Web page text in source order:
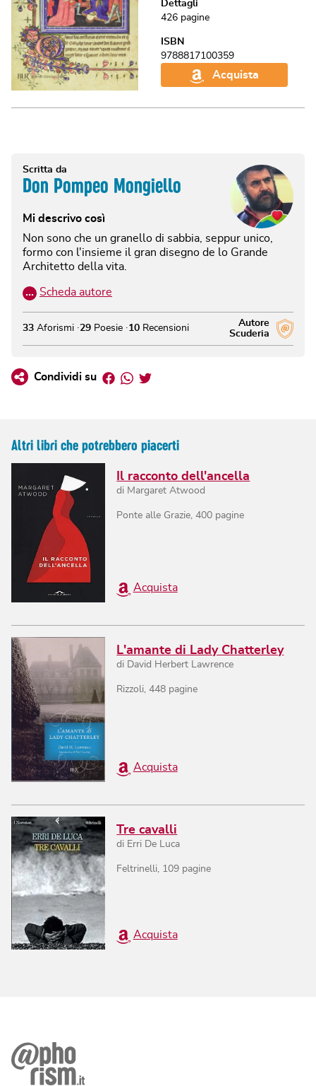
Dettagli
426 pagine
ISBN
9788817100359
Acquista
Scritta da
Don Pompeo Mongiello
Mi descrivo così
Non sono che un granello di sabbia, seppur unico,
formo con l'insieme il gran disegno de lo Grande
Architetto della vita.
… Scheda autore
Autore
Scuderia
33 Aforismi 29 Poesie 10 Recensioni
Condividi su Facebook
Whatsapp
Twitter
Altri libri che potrebbero piacerti
Il racconto dell'ancella
di Margaret Atwood
Ponte alle Grazie,400 pagine
Acquista
L'amante di Lady Chatterley
di David Herbert Lawrence
Rizzoli,448 pagine
Acquista
Tre cavalli
di Erri De Luca
Feltrinelli, 109 pagine
Acquista